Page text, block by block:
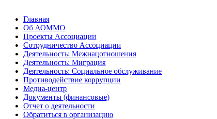
Главная
Об АОММО
Проекты Ассоциации
Сотрудничество Ассоциации
Деятельность: Межнацотношения
Деятельность: Миграция
Деятельность: Социальное обслуживание
Противодействие коррупции
Медиа-центр
Документы (финансовые)
Отчет о деятельности
Обратиться в организацию